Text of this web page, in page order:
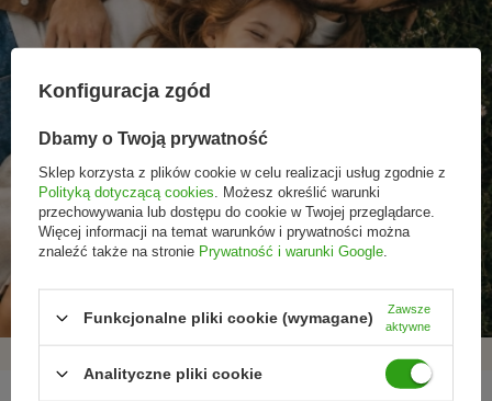
Promocje tylko dla
subskrybentów
Nowości przed
premierą
Rezygnacja w każdej
chwili
Konfiguracja zgód
Dbamy o Twoją prywatność
Sklep korzysta z plików cookie w celu realizacji usług zgodnie z
Polityką dotyczącą cookies . Możesz określić warunki
przechowywania lub dostępu do cookie w Twojej przeglądarce.
Więcej informacji na temat warunków i prywatności można
znaleźć także na stronie Prywatność i warunki Google
Funkcjonalne pliki cookie (wymagane)
Zawsze
aktywne
Analityczne pliki cookie